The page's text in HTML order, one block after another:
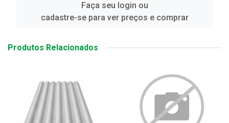
Faça seu login ou
cadastre-se para ver preços e comprar
Produtos Relacionados